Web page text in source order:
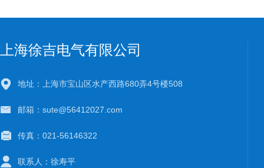
上海徐吉电气有限公司
地址：上海市宝山区水产西路680弄4号楼508
邮箱：sute@56412027.com
传真：021-56146322
联系人：徐寿平